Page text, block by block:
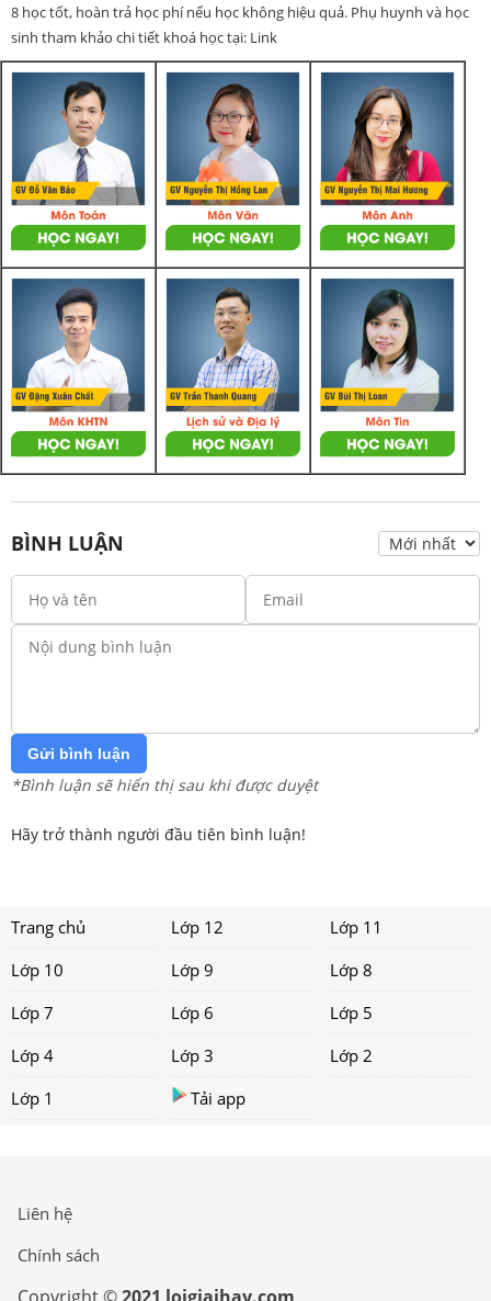
8 học tốt, hoàn trả học phí nếu học không hiệu quả. Phụ huynh và học
sinh tham khảo chi tiết khoá học tại: Link
BÌNH LUẬN
Gửi bình luận
*Bình luận sẽ hiển thị sau khi được duyệt
Hãy trở thành người đầu tiên bình luận!
Trang chủ Lớp 12
Lớp 11
Lớp 10
Lớp 9
Lớp 8
Lớp 7
Lớp 6
Lớp 5
Lớp 4
Lớp 3
Lớp 2
Lớp 1
Tải app
Liên hệ
Chính sách
Copyright ©2021 loigiaihay.com